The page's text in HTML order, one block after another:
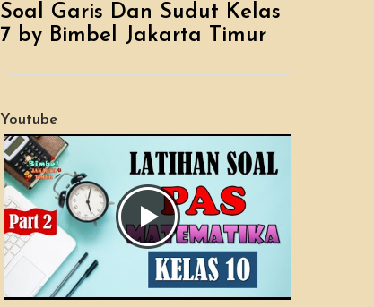
Soal Garis Dan Sudut Kelas
7 by Bimbel Jakarta Timur
Youtube